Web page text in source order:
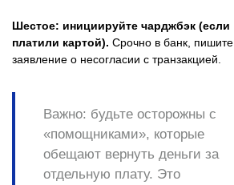
Шестое: инициируйте чарджбэк (если
платили картой). Срочно в банк, пишите
заявление о несогласии с транзакцией.
Важно: будьте осторожны с
«помощниками», которые
обещают вернуть деньги за
отдельную плату. Это